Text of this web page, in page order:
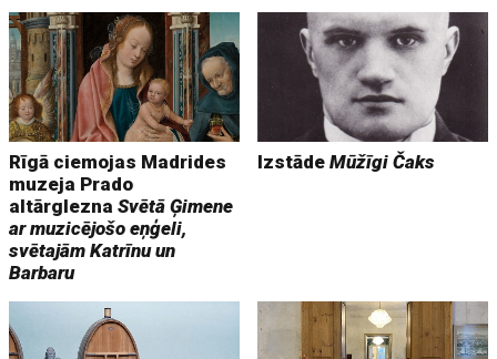
Rīgā ciemojas Madrides
muzeja Prado
altārgleznaSvētā Ģimene
ar muzicējošo eņģeli,
svētajām Katrīnu un
Barbaru
IzstādeMūžīgi Čaks